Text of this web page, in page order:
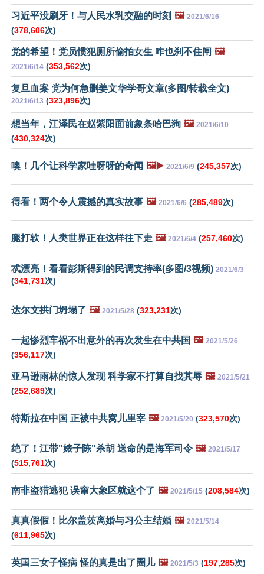
习近平没刷牙！与人民水乳交融的时刻 🖼️ 2021/6/16
(378,606次)
党的希望！党员惯犯厕所偷拍女生 咋也刹不住闸 🖼️
2021/6/14 (353,562次)
复旦血案 党为何急删姜文华学哥文章(多图/转载全文)
2021/6/13 (323,896次)
想当年，江泽民在赵紫阳面前象条哈巴狗 🖼️ 2021/6/10
(430,324次)
噢！几个让科学家哇呀呀的奇闻 🖼️▶️ 2021/6/9 (245,357次)
得看！两个令人震撼的真实故事 🖼️ 2021/6/6 (285,489次)
腿打软！人类世界正在这样往下走 🖼️ 2021/6/4 (257,460次)
忒漂亮！看看彭斯得到的民调支持率(多图/3视频) 2021/6/3
(341,731次)
达尔文拱门坍塌了 🖼️ 2021/5/28 (323,231次)
一起惨烈车祸不出意外的再次发生在中共国 🖼️ 2021/5/26
(356,117次)
亚马逊雨林的惊人发现 科学家不打算自找其辱 🖼️ 2021/5/21
(252,689次)
特斯拉在中国 正被中共窝儿里宰 🖼️ 2021/5/20 (323,570次)
绝了！江带"婊子陈"杀胡 送命的是海军司令 🖼️ 2021/5/17
(515,761次)
南非盗猎逃犯 误窜大象区就这个了 🖼️ 2021/5/15 (208,584次)
真真假假！比尔盖茨离婚与习公主结婚 🖼️ 2021/5/14
(611,965次)
英国三女子怪病 怪的真是出了圈儿 🖼️ 2021/5/3 (197,285次)